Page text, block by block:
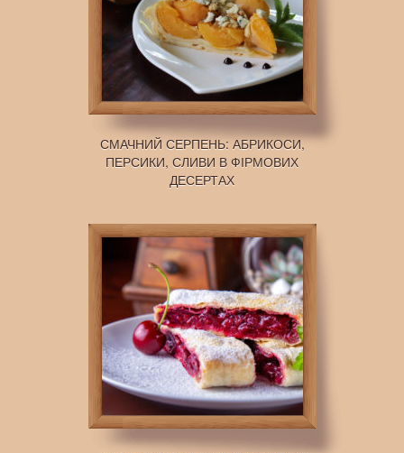
СМАЧНИЙ СЕРПЕНЬ: АБРИКОСИ,
ПЕРСИКИ, СЛИВИ В ФІРМОВИХ
ДЕСЕРТАХ